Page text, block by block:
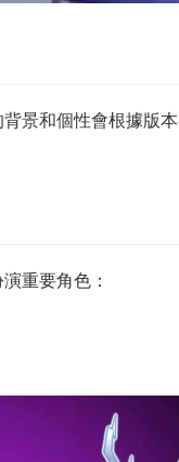
景和個性會根據版
重要角色：